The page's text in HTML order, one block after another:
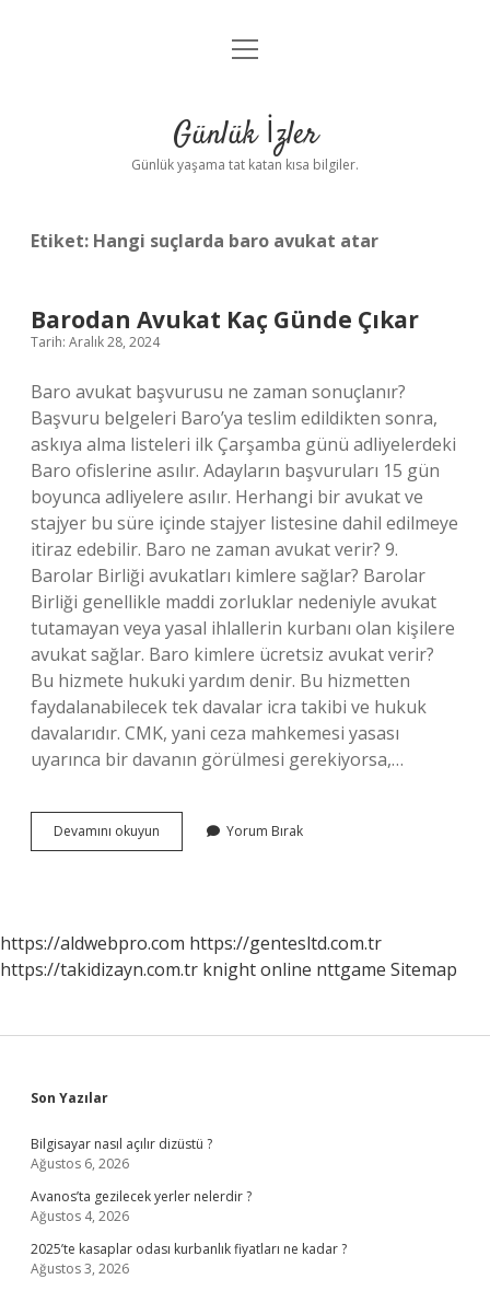
Anasayfa
Yasal Uyarı
menüyü
Günlük İzler
Günlük yaşama tat katan kısa bilgiler.
Etiket: Hangi suçlarda baro avukat atar
Barodan Avukat Kaç Günde Çıkar
Tarih: Aralık 28, 2024
Baro avukat başvurusu ne zaman sonuçlanır?
Başvuru belgeleri Baro’ya teslim edildikten sonra,
askıya alma listeleri ilk Çarşamba günü adliyelerdeki
Baro ofislerine asılır. Adayların başvuruları 15 gün
boyunca adliyelere asılır. Herhangi bir avukat ve
stajyer bu süre içinde stajyer listesine dahil edilmeye
itiraz edebilir. Baro ne zaman avukat verir? 9.
Barolar Birliği avukatları kimlere sağlar? Barolar
Birliği genellikle maddi zorluklar nedeniyle avukat
tutamayan veya yasal ihlallerin kurbanı olan kişilere
avukat sağlar. Baro kimlere ücretsiz avukat verir?
Bu hizmete hukuki yardım denir. Bu hizmetten
faydalanabilecek tek davalar icra takibi ve hukuk
davalarıdır. CMK, yani ceza mahkemesi yasası
uyarınca bir davanın görülmesi gerekiyorsa,…
Devamını okuyun Barodan
Avukat
Yorum Bırak
https://aldwebpro.com https://gentesltd.com.tr
https://takidizayn.com.tr knight online nttgame Sitemap
Sidebar
Son Yazılar
Bilgisayar nasıl açılır dizüstü ?
Ağustos 6, 2026
Avanos’ta gezilecek yerler nelerdir ?
Ağustos 4, 2026
2025’te kasaplar odası kurbanlık fiyatları ne kadar ?
Ağustos 3, 2026